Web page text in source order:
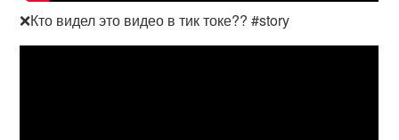
❌Кто видел это видео в тик токе?? #story